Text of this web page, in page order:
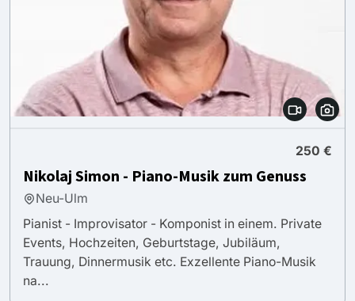
250 €
Nikolaj Simon - Piano-Musik zum Genuss
Neu-Ulm
Pianist - Improvisator - Komponist in einem. Private
Events, Hochzeiten, Geburtstage, Jubiläum,
Trauung, Dinnermusik etc. Exzellente Piano-Musik
na...